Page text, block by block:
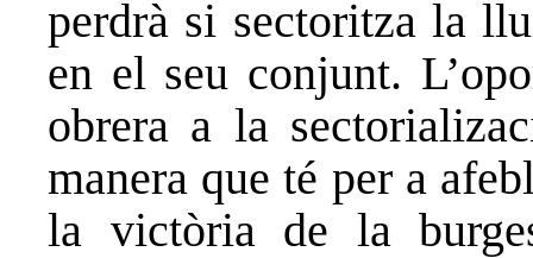
perdrà si sectoritza la
en el seu conjunt.
obrera a la
manera que té per a
la victòria de la